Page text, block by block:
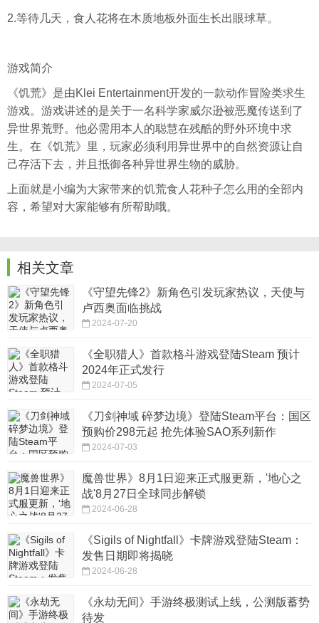
2.等待几天，食人花将在木质地板外面生长出眼球草。
游戏简介
《饥荒》是由Klei Entertainment开发的一款动作冒险类求生
游戏。游戏讲述的是关于一名科学家威尔逊被恶魔传送到了
异世界荒野。他必需用本人的聪慧在残酷的野外环境中求
生。在《饥荒》里，玩家必须利用异世界中的自然资源让自
己存活下去，并且抵御各种异世界生物的威胁。
上面就是小编为大家带来的饥荒食人花种子怎么用的全部内
容，希望对大家能够有所帮助哦。
相关文章
《守望先锋2》新角色引发玩家热议，天使与
卢西奥面临挑战
2024-07-20
《全职猎人》首款格斗游戏登陆Steam 预计
2024年正式发行
2024-07-05
《刀剑神域 碎梦边境》登陆Steam平台：国区
预购价298元起 抢先体验SAO系列新作
2024-07-03
魔兽世界》8月1日迎来正式服更新，'地心之
战'8月27日全球同步解锁
2024-06-28
《Sigils of Nightfall》卡牌游戏登陆Steam：
发售日期即将揭晓
2024-06-28
《永劫无间》手游终极测试上线，公测版蓄势
待发